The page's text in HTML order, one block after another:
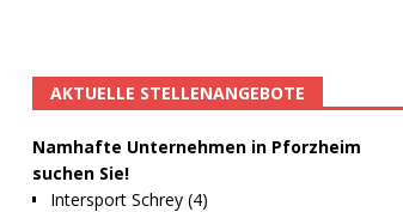
AKTUELLE STELLENANGEBOTE
Namhafte Unternehmen in Pforzheim
suchen Sie!
Intersport Schrey (4)